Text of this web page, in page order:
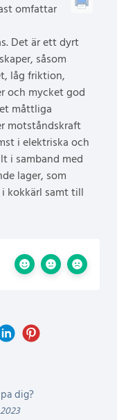
omfattar
Det är ett dyrt
såsom
låg friktion,
och mycket god
måttliga
motståndskraft
i elektriska och
i samband med
lager, som
kokkärl samt till
dig?